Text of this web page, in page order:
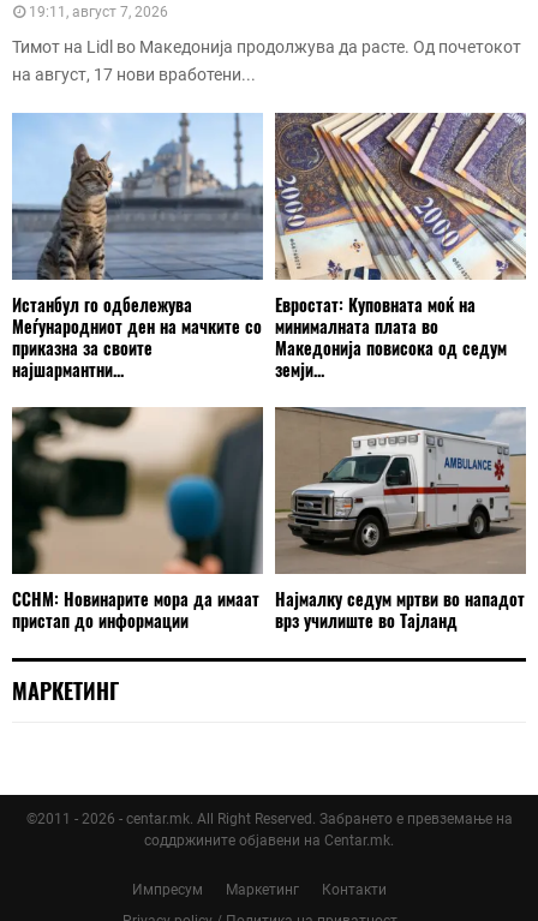
19:11, август 7, 2026
Тимот на Lidl во Македонија продолжува да расте. Од почетокот
на август, 17 нови вработени...
Истанбул го одбележува
Меѓународниот ден на мачките со
приказна за своите
најшармантни...
Евростат: Куповната моќ на
минималната плата во
Македонија повисока од седум
земји...
ССНМ: Новинарите мора да имаат
пристап до информации
Најмалку седум мртви во нападот
врз училиште во Тајланд
МАРКЕТИНГ
©2011 - 2026 - centar.mk. All Right Reserved. Забрането е превземање на
соддржините објавени на Centar.mk.
Импресум Маркетинг
Контакти